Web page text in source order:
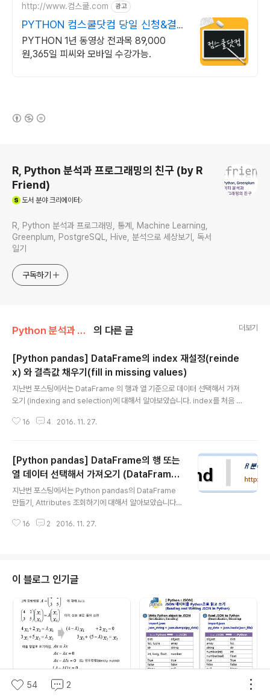
http://www.컴스쿨.com 광고
PYTHON 컴스쿨닷컴 당일 신청&결제
시 기프티콘!
PYTHON 1년 동영상 전과목 89,000
원,365일 피씨와 모바일 수강가능.
R, Python 분석과 프로그래밍의 친구 (by R
Friend)
도서 분야 크리에이터
R, Python 분석과 프로그래밍, 통계, Machine Learning,
Greenplum, PostgreSQL, Hive, 분석으로 세상보기, 독서
일기
구독하기
Python 분석과 프로그래밍/Python 데이터 전처리 의 다른 글 더보기
[Python pandas] DataFrame의 index 재설정(reinde
x) 와 결측값 채우기(fill in missing values)
지난번 포스팅에서는 DataFrame 의 행과 열 기준으로 데이터 선택해서 가져
오기 (indexing and selection)에 대해서 알아보았습니다. index를 처음 만
포스팅에서는 - (1) index 재설정하기 (reindex) - (2) reindex 과정에서 생
가진 간단한 DataFrame을 만들어보겠습니다. ##-- Make a new index a
nd reindex the dataframe In [1]: import nump..
16 4 2016. 11. 27.
[Python pandas] DataFrame의 행 또는
열 데이터 선택해서 가져오기 (DataFrame
objects indexing and selection)
지난번 포스팅에서는 Python pandas의 DataFrame
만들기, Attributes 조회하기에 대해서 알아보았습니다.
w) 기준으로 선택해서 가져오기 - (2) 열(column) 기준으
하고, 간단한 5행 3열의 DataFrame을 만들어 보겠습니
다. In [1]: import numpy as np ...: import pandas a
s pd ...: from pandas import DataFrame ...: ...: ##..
16 2 2016. 11. 27.
이 블로그 인기글
[선형대수] 고유값, 고유벡터 구하
[Python] Python으로 JSON
54 2